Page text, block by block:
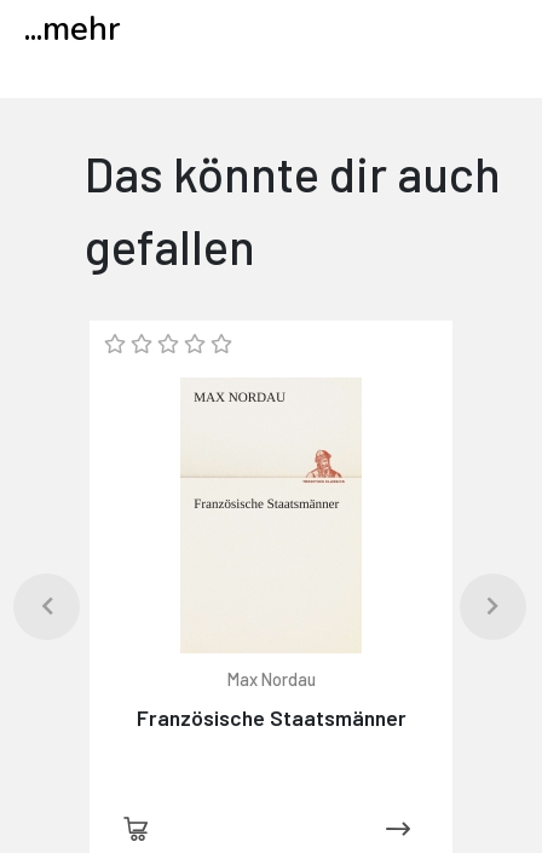
...mehr
Das könnte dir auch
gefallen
Max Nordau
Französische Staatsmänner